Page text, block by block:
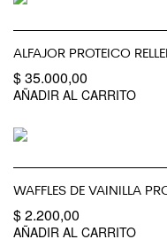
ALFAJOR PROTEICO
$35.000,00
AÑADIR AL CARRITO
WAFFLES DE VAINILLA
$2.200,00
AÑADIR AL CARRITO